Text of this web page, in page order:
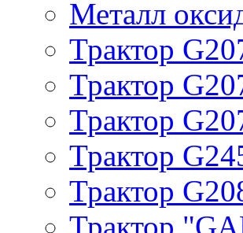
Металл
Трактор
Трактор
Трактор
Трактор
Трактор
Трактор